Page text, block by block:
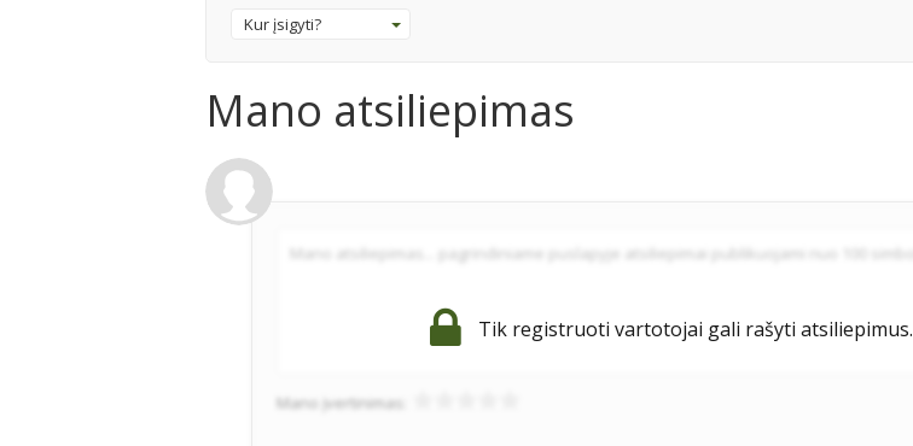
Kur įsigyti?
Mano atsiliepimas
Tik registruoti vartotojai gali rašyti atsiliepimus.
Mano įvertinimas: